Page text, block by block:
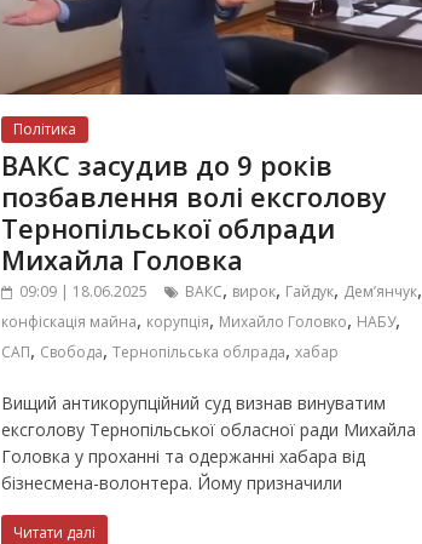
Політика
​​ВАКС засудив до 9 років
позбавлення волі ексголову
Тернопільської облради
Михайла Головка
09:09 | 18.06.2025 ВАКС, вирок, Гайдук, Демʼянчук,
конфіскація майна, корупція, Михайло Головко, НАБУ,
САП, Свобода,Тернопільська облрада,хабар
Вищий антикорупційний суд визнав винуватим
ексголову Тернопільської обласної ради Михайла
Головка у проханні та одержанні хабара від
бізнесмена-волонтера. Йому призначили
Читати далі